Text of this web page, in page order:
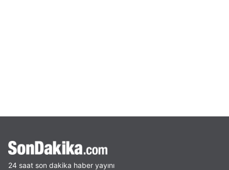
24 saat son dakika haber yayını